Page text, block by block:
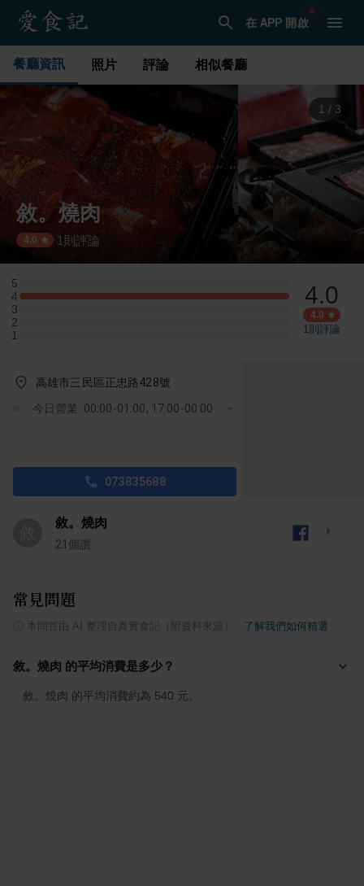
在 APP 開啟
餐廳資訊 照片 評論 相似餐廳
1 / 3
敘。燒肉
4.0 ·1 則評論
5
5 星：0 則評論
4
4 星：1 則評論
3
3 星：0 則評論
2
2 星：0 則評論
1
1 星：0 則評論
4.0
4.0
1則評論
高雄市三民區正忠路428號
今日營業: 00:00-01:00, 17:00-00:00
073835688
敘。燒肉
21 個讚
常見問題
本問答由 AI 整理自真實食記（附資料來源） 了解我們如何精選
敘。燒肉 的平均消費是多少？
敘。燒肉 的平均消費約為 540 元。